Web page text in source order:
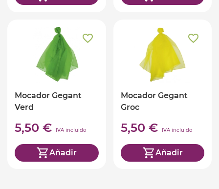
Mocador Gegant
Verd
5,50 € IVA incluido
Añadir
Mocador Gegant
Groc
5,50 € IVA incluido
Añadir